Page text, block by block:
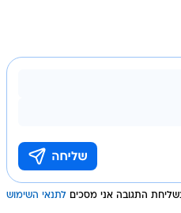
התגובה אני מסכים לתנאי השימוש